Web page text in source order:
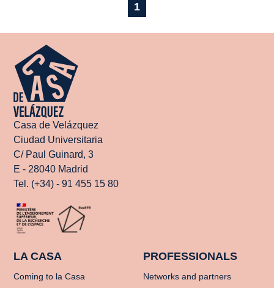
1
Casa de Velázquez
Ciudad Universitaria
C/ Paul Guinard, 3
E - 28040 Madrid
Tel. (+34) - 91 455 15 80
LA CASA
Coming to la Casa
PROFESSIONALS
Networks and partners